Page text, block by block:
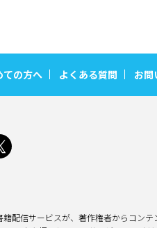
ての方へ よくある質問 お問
配信サービスが、著作権者からコン